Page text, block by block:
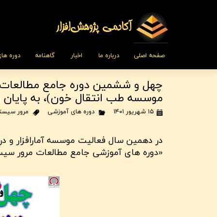
​​​آکادمی پژوهش‌افزار
صفحه اصلی درباره ما اخبار گاهنامه دوره
چهل و ششمین دوره جامع
موسسه طب انتقال خون)، به
۱۵ شهریور ۱۴۰۱ دوره های آموزشی مرور
در دهمین سال فعالیت موسسه آمارافزار و
«دوره های آموزشی جامع مطالعات مرور